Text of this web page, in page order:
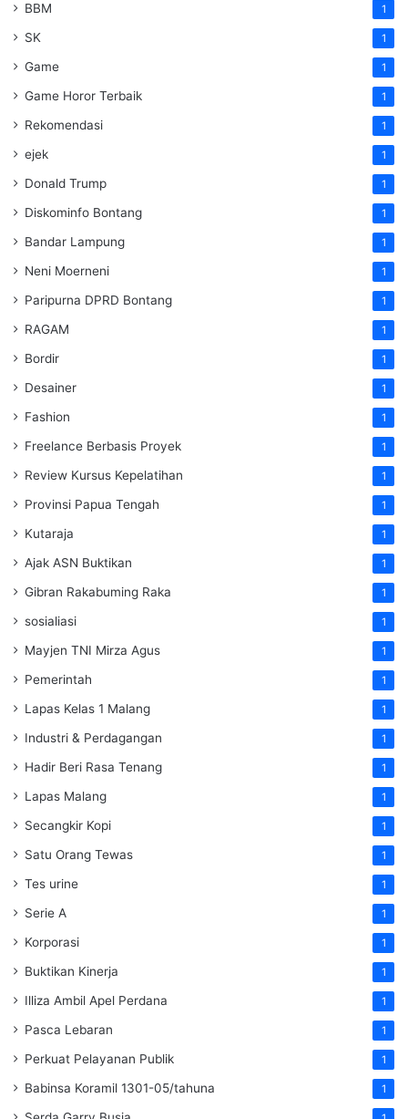
BBM 1
SK 1
Game 1
Game Horor Terbaik 1
Rekomendasi 1
ejek 1
Donald Trump 1
Diskominfo Bontang 1
Bandar Lampung 1
Neni Moerneni 1
Paripurna DPRD Bontang 1
RAGAM 1
Bordir 1
Desainer 1
Fashion 1
Freelance Berbasis Proyek 1
Review Kursus Kepelatihan 1
Provinsi Papua Tengah 1
Kutaraja 1
Ajak ASN Buktikan 1
Gibran Rakabuming Raka 1
sosialiasi 1
Mayjen TNI Mirza Agus 1
Pemerintah 1
Lapas Kelas 1 Malang 1
Industri & Perdagangan 1
Hadir Beri Rasa Tenang 1
Lapas Malang 1
Secangkir Kopi 1
Satu Orang Tewas 1
Tes urine 1
Serie A 1
Korporasi 1
Buktikan Kinerja 1
Illiza Ambil Apel Perdana 1
Pasca Lebaran 1
Perkuat Pelayanan Publik 1
Babinsa Koramil 1301-05/tahuna 1